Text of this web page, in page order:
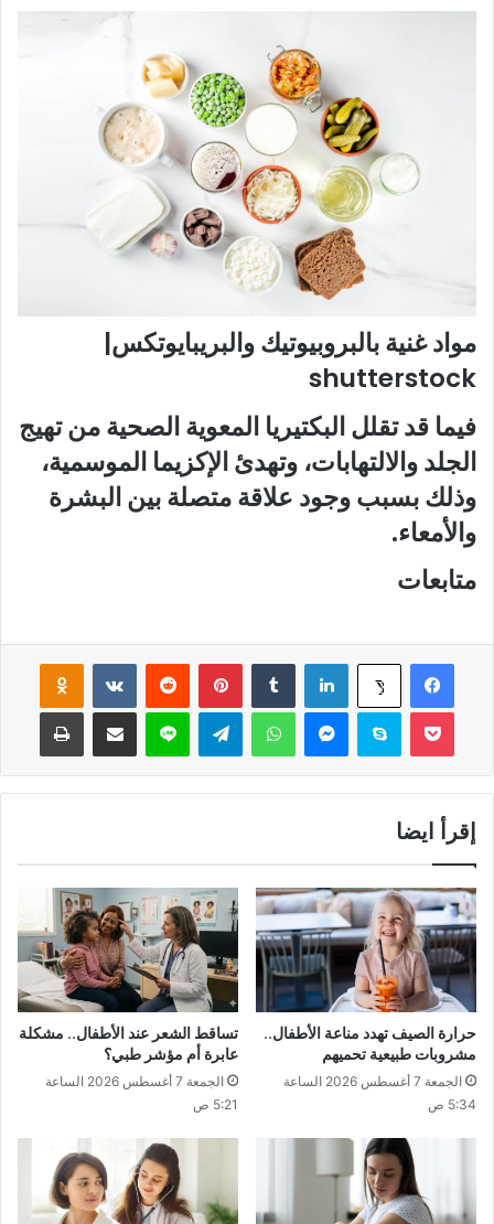
مواد غنية بالبروبيوتيك والبريبايوتكس|
shutterstock
فيما قد تقلل البكتيريا المعوية الصحية من تهيج
الجلد والالتهابات، وتهدئ الإكزيما الموسمية،
وذلك بسبب وجود علاقة متصلة بين البشرة
والأمعاء.
متابعات
فيسبوك ‫X لينكدإن بينتيريست
سكايب واتساب لاين
إقرأ ايضا
حرارة الصيف تهدد مناعة الأطفال..
مشروبات طبيعية تحميهم
الجمعة 7 أغسطس 2026 الساعة
5:34 ص
تساقط الشعر عند الأطفال.. مشكلة
عابرة أم مؤشر طبي؟
الجمعة 7 أغسطس 2026 الساعة
5:21 ص